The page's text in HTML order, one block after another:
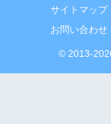
サイトマップ
お問い合わせ
© 2013-